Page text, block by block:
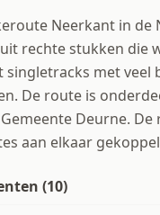
Neerkant in de
rechte stukken die
singletracks met veel
De route is
Deurne.
aan elkaar
(10)